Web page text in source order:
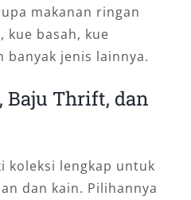
makanan ringan
kue basah, kue
jenis lainnya.
Baju Thrift, dan
koleksi lengkap untuk
dan kain. Pilihannya